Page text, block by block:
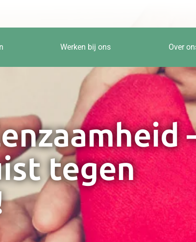
Werken bij ons Over
tegen